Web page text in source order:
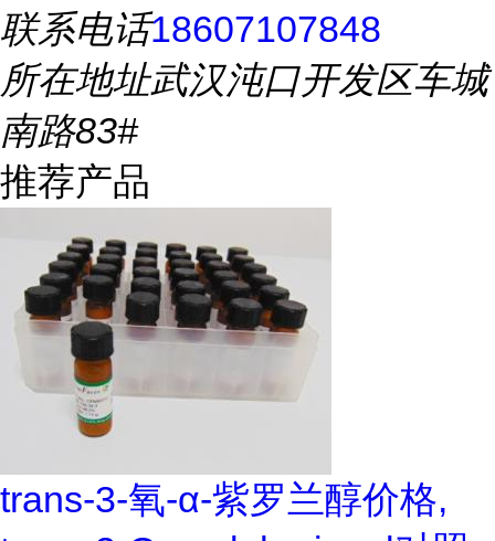
联系电话18607107848
所在地址武汉沌口开发区车城
南路83#
推荐产品
trans-3-氧-α-紫罗兰醇价格,